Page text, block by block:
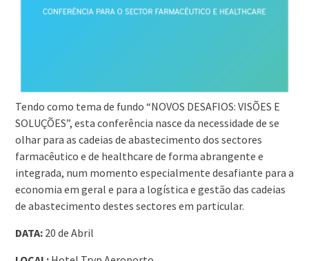
Tendo como tema de fundo “NOVOS DESAFIOS: VISÕES E
SOLUÇÕES”, esta conferência nasce da necessidade de se
olhar para as cadeias de abastecimento dos sectores
farmacêutico e de healthcare de forma abrangente e
integrada, num momento especialmente desafiante para a
economia em geral e para a logística e gestão das cadeias
de abastecimento destes sectores em particular.
DATA:20 de Abril